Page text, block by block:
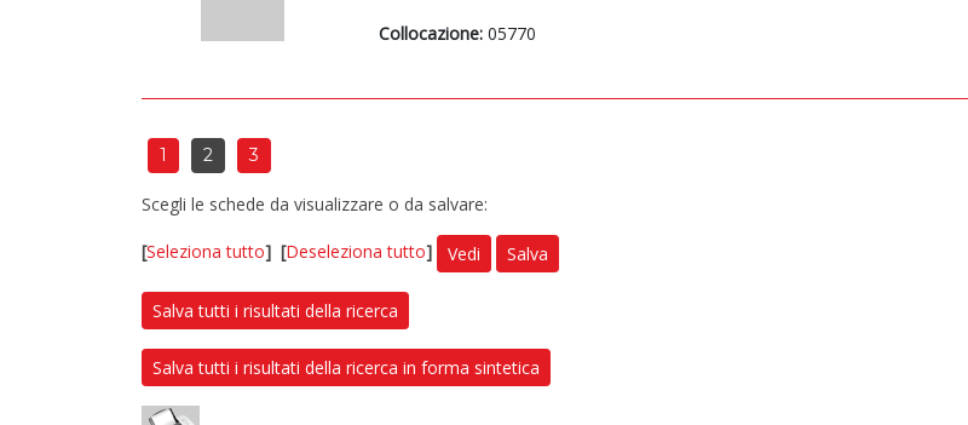
Collocazione: 05770
1 2 3
Scegli le schede da visualizzare o da salvare:
[Seleziona tutto] [Deseleziona tutto] Vedi Salva
Salva tutti i risultati della ricerca
Salva tutti i risultati della ricerca in forma sintetica